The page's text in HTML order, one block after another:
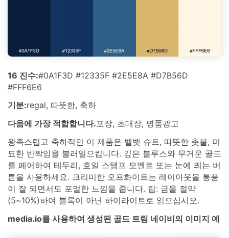
16 진수:#0A1F3D #12335F #2E5E8A #D7B56D
#FFF6E6
기분:regal, 따뜻한, 축하
다음에 가장 적합합니다.포장, 초대장, 명품광고
왕족스럽고 축하적인 이 제품은 벨벳 슈트, 따뜻한 촛불, 미
묘한 반짝임을 불러일으킵니다. 깊은 블루스와 무거운 골드
를 페어하여 테두리, 호일 스탬프 모멘트 또는 눈에 띄는 버
튼을 사용하세요. 크리미한 오프화이트는 레이아웃을 통풍
이 잘 되면서도 포멀한 느낌을 줍니다. 팁: 금을 절약
(5~10%)하여 블록이 아닌 하이라이트로 읽으십시오.
media.io를 사용하여 생성된 골드 트림 네이비의 이미지 예